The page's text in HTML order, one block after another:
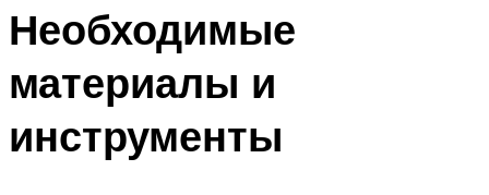
Необходимые
материалы и
инструменты